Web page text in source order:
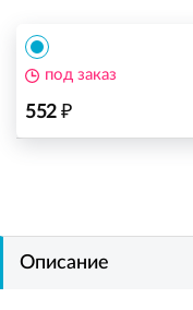
552 ₽
под заказ
Описание